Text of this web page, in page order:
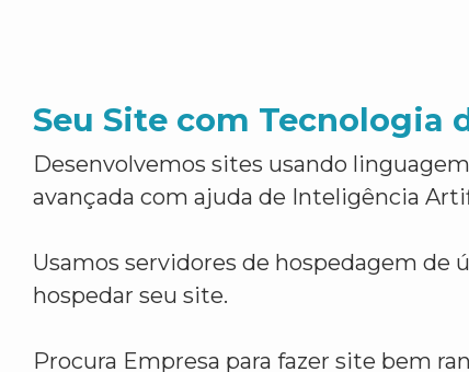
Seu Site com Tecnologia
Desenvolvemos sites usando
avançada com ajuda de Inteligência
Usamos servidores de hospedagem de
hospedar seu site.
Procura Empresa para fazer site bem